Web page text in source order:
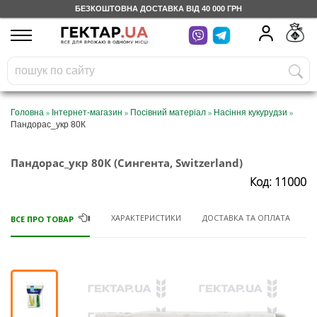
БЕЗКОШТОВНА ДОСТАВКА ВІД 40 000 ГРН
UA
На вашому
бонусному рахунку
грн
Безкоштовно по Україні
Категорії
Щоденник
Відгуки
Головна » Інтернет-магазин » Посівний матеріал » Насіння кукурудзи »
Пандорас_укр 80К
Пандорас_укр 80К (Сингента, Switzerland)
Код: 11000
ВСЕ ПРО ТОВАР ХАРАКТЕРИСТИКИ ДОСТАВКА ТА ОПЛАТА